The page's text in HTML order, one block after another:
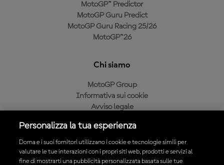
MotoGP™ Predictor
MotoGP Guru Predict
MotoGP Guru Racing 25/26
MotoGP™26
Chi siamo
MotoGP Group
Informativa sui cookie
Avviso legale
Condizioni di acquisto
Personalizza la tua esperienza
Dorna e i suoi fornitori utilizzano i cookie e tecnologie simili per
valutare le tue interazioni con i propri siti web, prodotti e servizi al
fine di mostrarti una pubblicità personalizzata basata sulle tue